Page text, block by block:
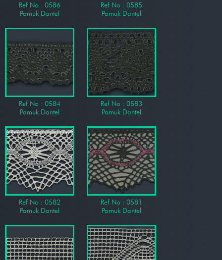
Ref No : 0586
Pamuk Dantel
Ref No : 0585
Pamuk Dantel
Ref No : 0584
Pamuk Dantel
Ref No : 0583
Pamuk Dantel
Ref No : 0582
Pamuk Dantel
Ref No : 0581
Pamuk Dantel